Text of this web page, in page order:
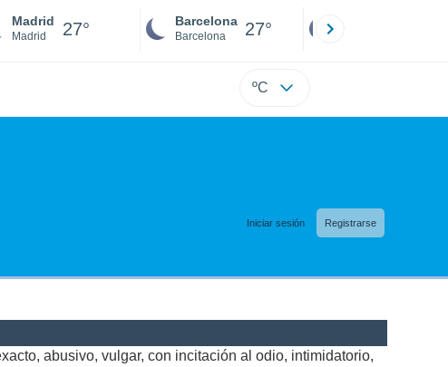
Madrid
Madrid 27° Barcelona
Barcelona 27°
ºC
Iniciar sesión Registrarse
abusivo, vulgar, con incitación al odio, intimidatorio,